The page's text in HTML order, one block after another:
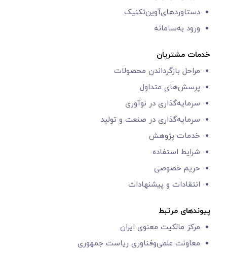
دستاوردهای‌آوین‌تکنیک
ورود به‌سامانه
خدمات مشتریان
مراحل بازگرداندن محصولات
پرسش‌های متداول
سرمایه‌گذاری در نوآوری
سرمایه‌گذاری در صنعت و تولید
خدمات پژوهش
شرایط استفاده
حریم خصوصی
انتقادات و پیشنهادات
پیوندهای مرتبط
مرکز مالکیت معنوی ایران
معاونت علمی‌و‌فناوری ریاست جمهوری